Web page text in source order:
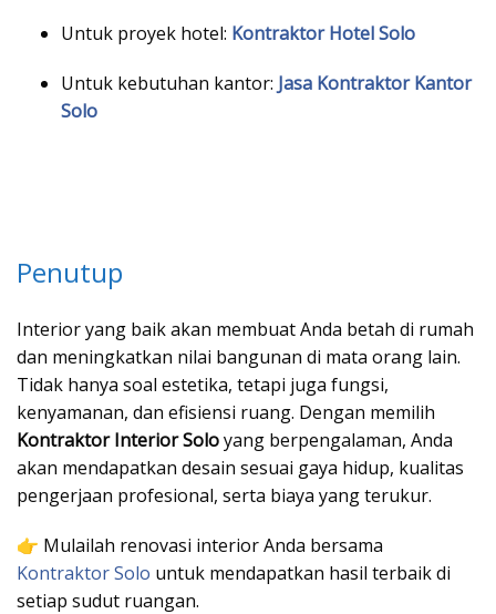
Untuk proyek hotel: Kontraktor Hotel Solo
Untuk kebutuhan kantor: Jasa Kontraktor Kantor
Solo
Penutup
Interior yang baik akan membuat Anda betah di rumah
dan meningkatkan nilai bangunan di mata orang lain.
Tidak hanya soal estetika, tetapi juga fungsi,
kenyamanan, dan efisiensi ruang. Dengan memilih
Kontraktor Interior Soloyang berpengalaman, Anda
akan mendapatkan desain sesuai gaya hidup, kualitas
pengerjaan profesional, serta biaya yang terukur.
👉 Mulailah renovasi interior Anda bersama
Kontraktor Solo untuk mendapatkan hasil terbaik di
setiap sudut ruangan.